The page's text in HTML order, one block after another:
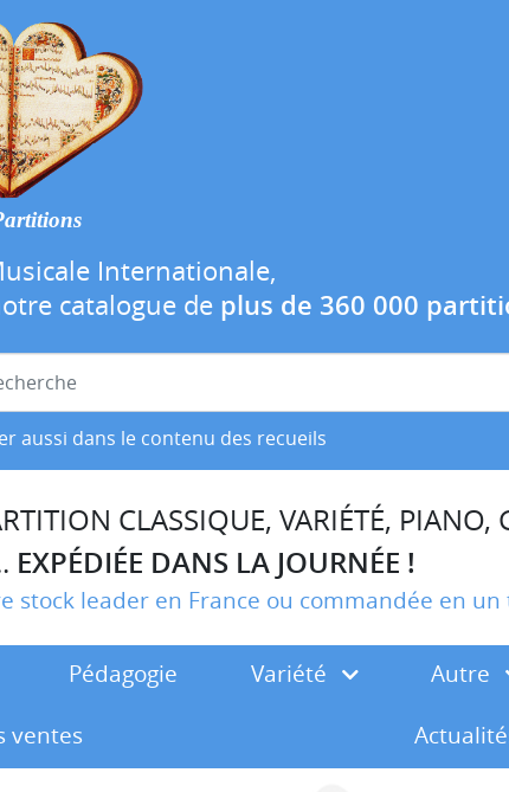
Internationale,
catalogue de plus de 360 000
aussi dans le contenu des recueils
CLASSIQUE, VARIÉTÉ, PIANO,
EXPÉDIÉE DANS LA JOURNÉE !
stock leader en France ou commandée en
Pédagogie Variété Autre
ventes